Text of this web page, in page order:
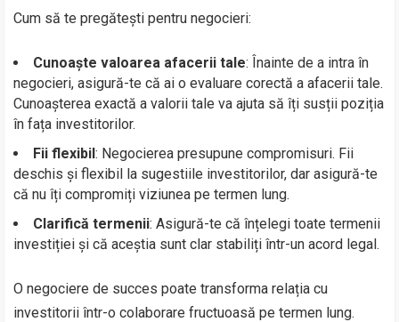
Cum să te pregătești pentru negocieri:
Cunoaște valoarea afacerii tale: Înainte de a intra în
negocieri, asigură-te că ai o evaluare corectă a afacerii tale.
Cunoașterea exactă a valorii tale va ajuta să îți susții poziția
în fața investitorilor.
Fii flexibil: Negocierea presupune compromisuri. Fii
deschis și flexibil la sugestiile investitorilor, dar asigură-te
că nu îți compromiți viziunea pe termen lung.
Clarifică termenii: Asigură-te că înțelegi toate termenii
investiției și că aceștia sunt clar stabiliți într-un acord legal.
O negociere de succes poate transforma relația cu
investitorii într-o colaborare fructuoasă pe termen lung.